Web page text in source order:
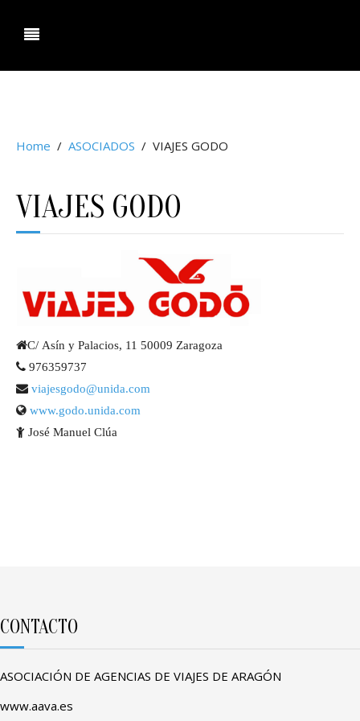
Home ASOCIADOS VIAJES GODO
VIAJES GODO
C/ Asín y Palacios, 11 50009 Zaragoza
976359737
viajesgodo@unida.com
www.godo.unida.com
José Manuel Clúa
CONTACTO
ASOCIACIÓN DE AGENCIAS DE VIAJES DE ARAGÓN
www.aava.es